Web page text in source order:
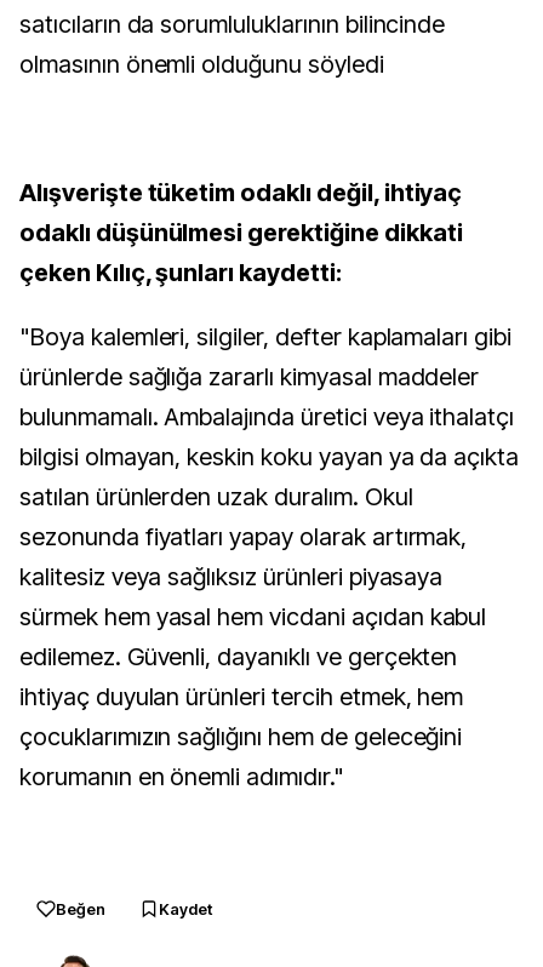
satıcıların da sorumluluklarının bilincinde
olmasının önemli olduğunu söyledi
Alışverişte tüketim odaklı değil, ihtiyaç
odaklı düşünülmesi gerektiğine dikkati
çeken Kılıç, şunları kaydetti:
"Boya kalemleri, silgiler, defter kaplamaları gibi
ürünlerde sağlığa zararlı kimyasal maddeler
bulunmamalı. Ambalajında üretici veya ithalatçı
bilgisi olmayan, keskin koku yayan ya da açıkta
satılan ürünlerden uzak duralım. Okul
sezonunda fiyatları yapay olarak artırmak,
kalitesiz veya sağlıksız ürünleri piyasaya
sürmek hem yasal hem vicdani açıdan kabul
edilemez. Güvenli, dayanıklı ve gerçekten
ihtiyaç duyulan ürünleri tercih etmek, hem
çocuklarımızın sağlığını hem de geleceğini
korumanın en önemli adımıdır."
Beğen Kaydet